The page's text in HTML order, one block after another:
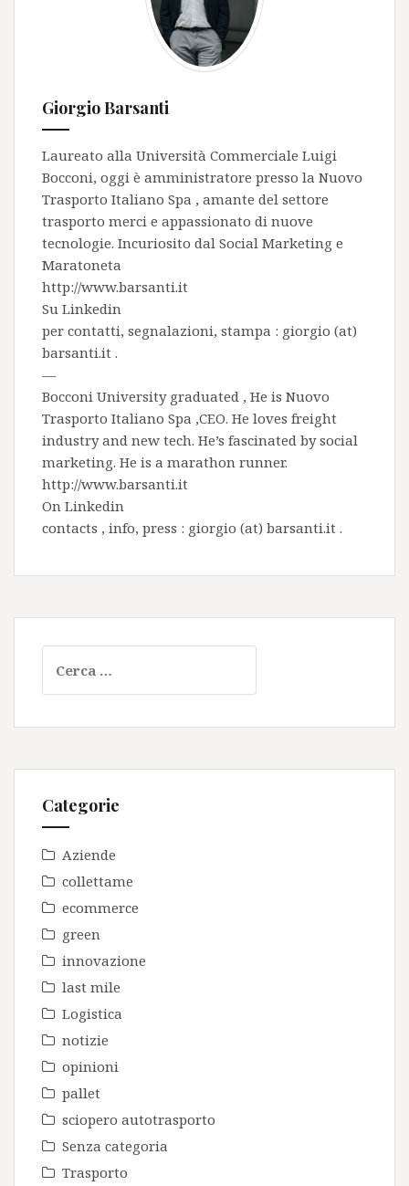
Giorgio Barsanti
Laureato alla Università Commerciale Luigi
Bocconi, oggi è amministratore presso la Nuovo
Trasporto Italiano Spa , amante del settore
trasporto merci e appassionato di nuove
tecnologie. Incuriosito dal Social Marketing e
Maratoneta
http://www.barsanti.it
Su Linkedin
per contatti, segnalazioni, stampa : giorgio (at)
barsanti.it .
—
Bocconi University graduated , He is Nuovo
Trasporto Italiano Spa ,CEO. He loves freight
industry and new tech. He’s fascinated by social
marketing. He is a marathon runner.
http://www.barsanti.it
On Linkedin
contacts , info, press : giorgio (at) barsanti.it .
per:
Categorie
Aziende
collettame
ecommerce
green
innovazione
last mile
Logistica
notizie
opinioni
pallet
sciopero autotrasporto
Senza categoria
Trasporto